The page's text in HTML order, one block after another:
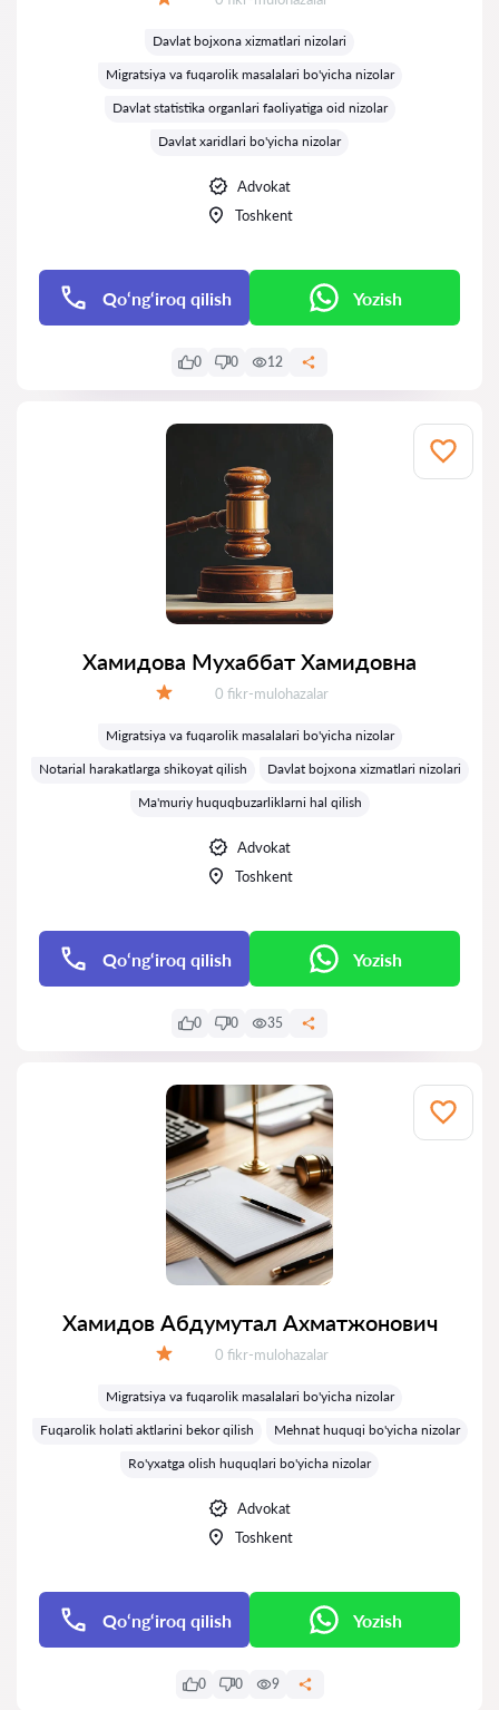
Davlat bojxona xizmatlari nizolari
Migratsiya va fuqarolik masalalari bo'yicha nizolar
Davlat statistika organlari faoliyatiga oid nizolar
Davlat xaridlari bo'yicha nizolar
Advokat
Toshkent
Qo‘ng‘iroq qilish Yozish
0 0 12
Хамидова Мухаббат Хамидовна
Fikrlar:
0 fikr-mulohazalar
Migratsiya va fuqarolik masalalari bo'yicha nizolar
Notarial harakatlarga shikoyat qilish
Davlat bojxona xizmatlari nizolari
Ma'muriy huquqbuzarliklarni hal qilish
Advokat
Toshkent
Qo‘ng‘iroq qilish Yozish
0 0 35
Хамидов Абдумутал Ахматжонович
Fikrlar:
0 fikr-mulohazalar
Migratsiya va fuqarolik masalalari bo'yicha nizolar
Fuqarolik holati aktlarini bekor qilish
Mehnat huquqi bo'yicha nizolar
Ro'yxatga olish huquqlari bo'yicha nizolar
Advokat
Toshkent
Qo‘ng‘iroq qilish Yozish
0 0 9